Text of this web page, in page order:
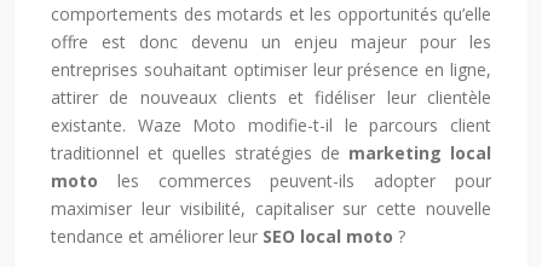
comportements des motards et les opportunités qu’elle
offre est donc devenu un enjeu majeur pour les
entreprises souhaitant optimiser leur présence en ligne,
attirer de nouveaux clients et fidéliser leur clientèle
existante. Waze Moto modifie-t-il le parcours client
traditionnel et quelles stratégies de marketing local
moto les commerces peuvent-ils adopter pour
maximiser leur visibilité, capitaliser sur cette nouvelle
tendance et améliorer leur SEO local moto ?